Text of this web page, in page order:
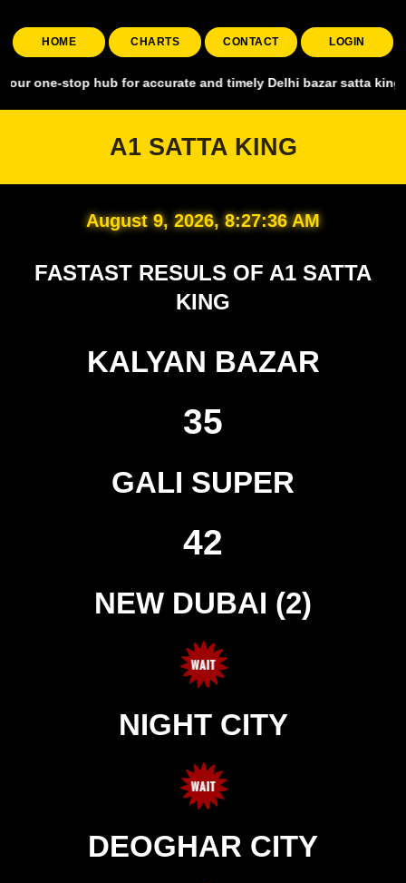
HOME CHARTS CONTACT LOGIN
hub for accurate and timely Delhi bazar satta king,
A1 SATTA KING
August 9, 2026, 8:27:37 AM
FASTAST RESULS OF A1 SATTA
KING
KALYAN BAZAR
35
GALI SUPER
42
NEW DUBAI (2)
NIGHT CITY
DEOGHAR CITY